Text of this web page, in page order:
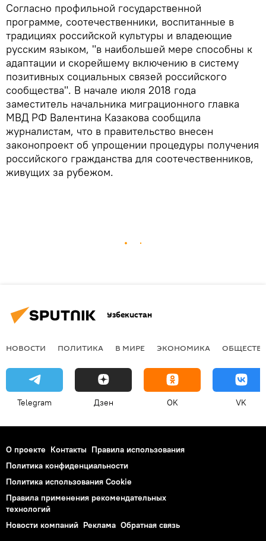
Согласно профильной государственной
программе, соотечественники, воспитанные в
традициях российской культуры и владеющие
русским языком, "в наибольшей мере способны к
адаптации и скорейшему включению в систему
позитивных социальных связей российского
сообщества". В начале июля 2018 года
заместитель начальника миграционного главка
МВД РФ Валентина Казакова сообщила
журналистам, что в правительство внесен
законопроект об упрощении процедуры получения
российского гражданства для соотечественников,
живущих за рубежом.
Узбекистан
НОВОСТИ ПОЛИТИКА В МИРЕ ЭКОНОМИКА
Telegram Дзен OK VK
О проекте Контакты Правила использования
Политика конфиденциальности
Политика использования Cookie
Правила применения рекомендательных
технологий
Новости компаний Реклама Обратная связь